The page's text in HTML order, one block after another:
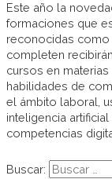
Este año la
formaciones que
reconocidas como
completen
cursos en materias
habilidades de
el ámbito laboral,
inteligencia
competencias
Buscar: